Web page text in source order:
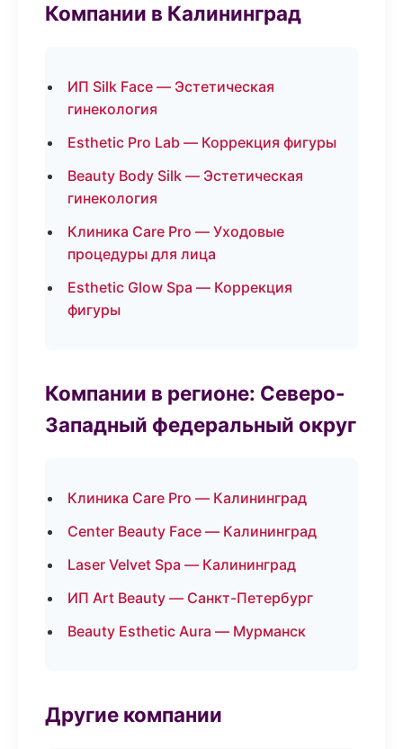
Компании в Калининград
ИП Silk Face — Эстетическая
гинекология
Esthetic Pro Lab — Коррекция фигуры
Beauty Body Silk — Эстетическая
гинекология
Клиника Care Pro — Уходовые
процедуры для лица
Esthetic Glow Spa — Коррекция
фигуры
Компании в регионе: Северо-
Западный федеральный округ
Клиника Care Pro — Калининград
Center Beauty Face — Калининград
Laser Velvet Spa — Калининград
ИП Art Beauty — Санкт-Петербург
Beauty Esthetic Aura — Мурманск
Другие компании